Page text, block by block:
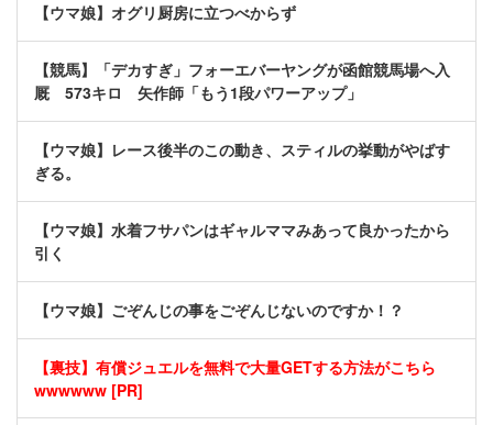
【ウマ娘】オグリ厨房に立つべからず
【競馬】「デカすぎ」フォーエバーヤングが函館競馬場へ入
厩 573キロ 矢作師「もう1段パワーアップ」
【ウマ娘】レース後半のこの動き、スティルの挙動がやばす
ぎる。
【ウマ娘】水着フサパンはギャルママみあって良かったから
引く
【ウマ娘】ごぞんじの事をごぞんじないのですか！？
【裏技】有償ジュエルを無料で大量GETする方法がこちら
wwwwww [PR]